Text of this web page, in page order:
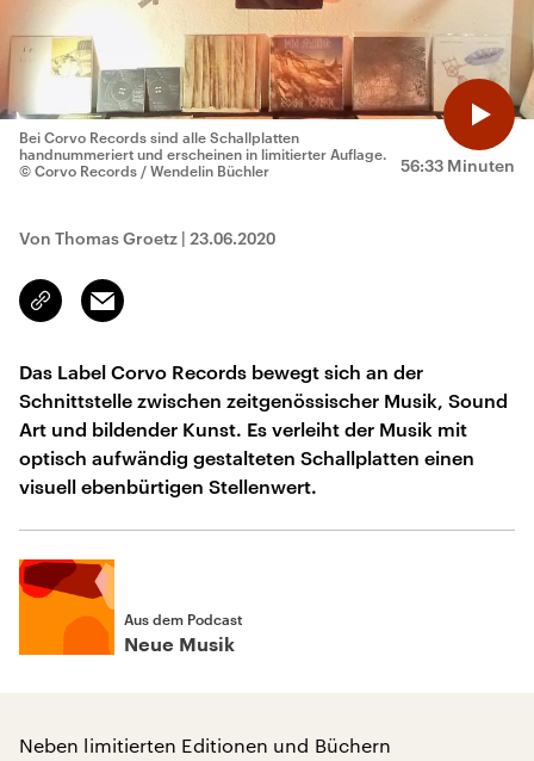
56:33 Minuten
Bei Corvo Records sind alle Schallplatten
handnummeriert und erscheinen in limitierter Auflage.
© Corvo Records / Wendelin Büchler
Von Thomas Groetz | 23.06.2020
Link
kopieren/teilen
Email
Das Label Corvo Records bewegt sich an der
Schnittstelle zwischen zeitgenössischer Musik, Sound
Art und bildender Kunst. Es verleiht der Musik mit
optisch aufwändig gestalteten Schallplatten einen
visuell ebenbürtigen Stellenwert.
Aus dem Podcast
Neue Musik
Neben limitierten Editionen und Büchern